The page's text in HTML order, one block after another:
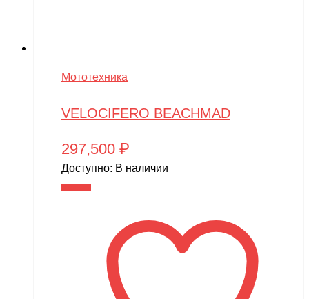
Мототехника
VELOCIFERO BEACHMAD
297,500 ₽
Доступно: В наличии